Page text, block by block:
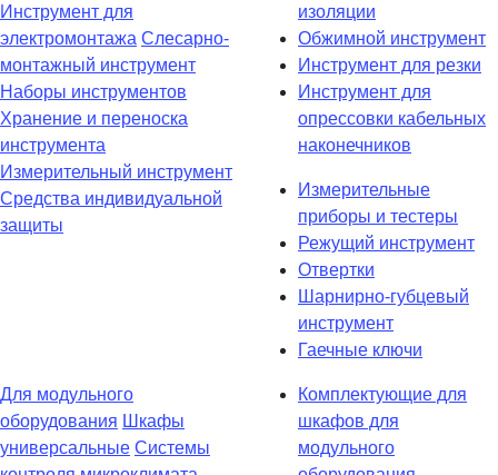
Инструмент для
электромонтажа Слесарно-
монтажный инструмент
Наборы инструментов
Хранение и переноска
инструмента
Измерительный инструмент
Средства индивидуальной
защиты
изоляции
Обжимной инструмент
Инструмент для резки
Инструмент для
опрессовки кабельных
наконечников
Измерительные
приборы и тестеры
Режущий инструмент
Отвертки
Шарнирно-губцевый
инструмент
Гаечные ключи
Для модульного
оборудования Шкафы
универсальные Системы
Комплектующие для
шкафов для
модульного